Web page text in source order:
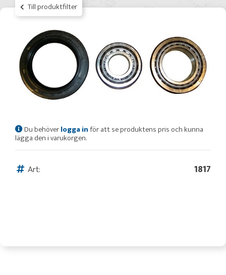
Till produktfilter
Du behöverlogga inför att se produktens pris och kunna
lägga den i varukorgen.
Art: 1817